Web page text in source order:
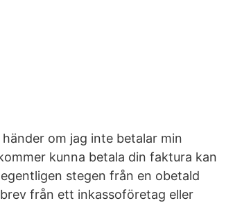
om jag inte betalar min
kunna betala din faktura kan
stegen från en obetald
från ett inkassoföretag eller